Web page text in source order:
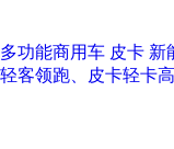
多功能商用车 皮卡 新
轻客领跑、皮卡轻卡